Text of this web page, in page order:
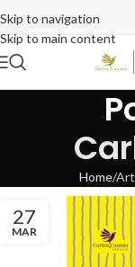
Skip to navigation
Skip to main content
Home
27
MAR